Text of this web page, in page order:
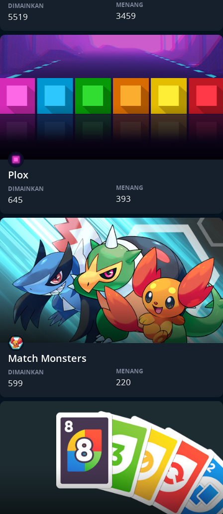
DIMAINKAN
5519
MENANG
3459
Plox
DIMAINKAN
645
MENANG
393
Match Monsters
DIMAINKAN
599
MENANG
220